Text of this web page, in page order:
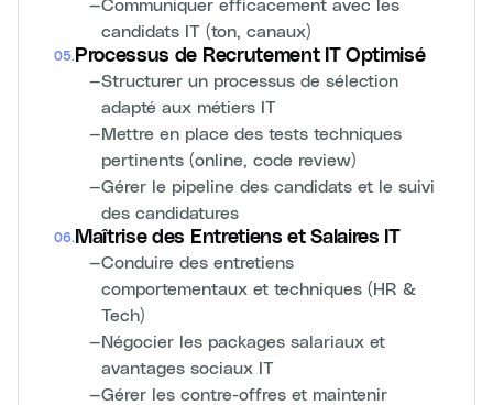
candidats IT (ton, canaux)
05. Processus de Recrutement IT Optimisé
—Structurer un processus de sélection
adapté aux métiers IT
—Mettre en place des tests techniques
pertinents (online, code review)
—Gérer le pipeline des candidats et le suivi
des candidatures
06. Maîtrise des Entretiens et Salaires IT
—Conduire des entretiens
comportementaux et techniques (HR &
Tech)
—Négocier les packages salariaux et
avantages sociaux IT
—Gérer les contre-offres et maintenir